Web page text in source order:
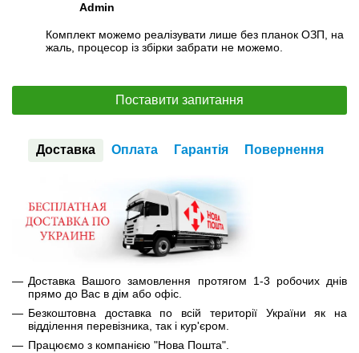
Admin
Комплект можемо реалізувати лише без планок ОЗП, на
жаль, процесор із збірки забрати не можемо.
Поставити запитання
Доставка Оплата Гарантія Повернення
Доставка Вашого замовлення протягом 1-3 робочих днів
прямо до Вас в дім або офіс.
Безкоштовна доставка по всій території України як на
відділення перевізника, так і кур'єром.
Працюємо з компанією "Нова Пошта".